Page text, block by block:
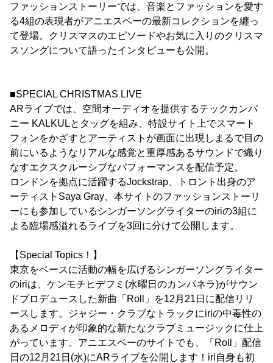
ファッションストーリーでは、音楽とファッションを愛す
る4組の表現者がアニエスベーの最新コレクションを纏っ
て登場。クリスマスのエピソードやお気に入りのクリスマ
スソングについて語ったインタビューも公開。
■SPECIAL CHRISTMAS LIVE
ARライブでは、空間オーディオを提供するテックカンパ
ニー KALKULとタッグを組み、特設サイト上でスマート
フォンをかざすとアーティストが画面に出現しまるで目の
前にいるようなリアルな感覚と重厚感あるサウンドで織り
なすエクスクルーシブなパフォーマンスを配信予定。
ロンドンを拠点に活躍するJockstrap、トロント出身のア
ーティストSaya Gray、本サイトのファッションストーリ
ーにも参加しているシンガーソングライターのiriの3組に
よる臨場感溢れるライブを3回に分けて公開します。
【Special Topics！】
東京をベースに活動の幅を広げるシンガーソングライター
のiriは、ケンモチヒデフミ(水曜日のカンパネラ)がサウン
ドプロデュースした新曲「Roll」を12月21日に配信リリ
ースします。ジャジー・クラブなトラックにiriの中毒性の
あるメロディが印象的な新たなクラブミュージックに仕上
がっています。アニエスベーのサイトでも、「Roll」配信
日の12月21日(水)にARライブを公開します！iri自身も初